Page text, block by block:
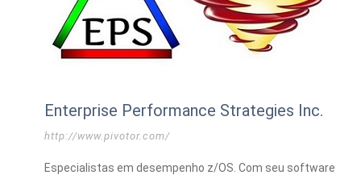
Enterprise Performance Strategies Inc.
http://www.pivotor.com/
Especialistas em desempenho z/OS. Com seu software